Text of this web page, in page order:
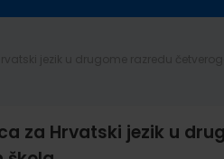
za Hrvatski jezik u